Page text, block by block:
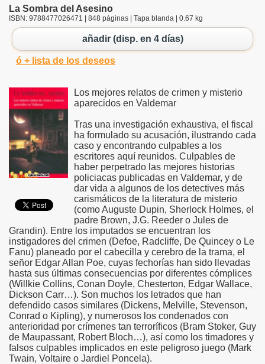
La Sombra del Asesino
ISBN: 9788477026471 | 848 páginas | Tapa blanda | 0.67 kg
añadir (disp. en 4 días)
ó + lista de los deseos
Los mejores relatos de crimen y misterio
aparecidos en Valdemar
Tras una investigación exhaustiva, el fiscal
ha formulado su acusación, ilustrando cada
caso y encontrando culpables a los
escritores aquí reunidos. Culpables de
haber perpetrado las mejores historias
policiacas publicadas en Valdemar, y de
dar vida a algunos de los detectives más
carismáticos de la literatura de misterio
(como Auguste Dupin, Sherlock Holmes, el
padre Brown, J.G. Reeder o Jules de
Grandin). Entre los imputados se encuentran los
instigadores del crimen (Defoe, Radcliffe, De Quincey o Le
Fanu) planeado por el cabecilla y cerebro de la trama, el
señor Edgar Allan Poe, cuyas fechorías han sido llevadas
hasta sus últimas consecuencias por diferentes cómplices
(Willkie Collins, Conan Doyle, Chesterton, Edgar Wallace,
Dickson Carr…). Son muchos los letrados que han
defendido casos similares (Dickens, Melville, Stevenson,
Conrad o Kipling), y numerosos los condenados con
anterioridad por crímenes tan terroríficos (Bram Stoker, Guy
de Maupassant, Robert Bloch…), así como los timadores y
falsos culpables implicados en este peligroso juego (Mark
Twain, Voltaire o Jardiel Poncela).